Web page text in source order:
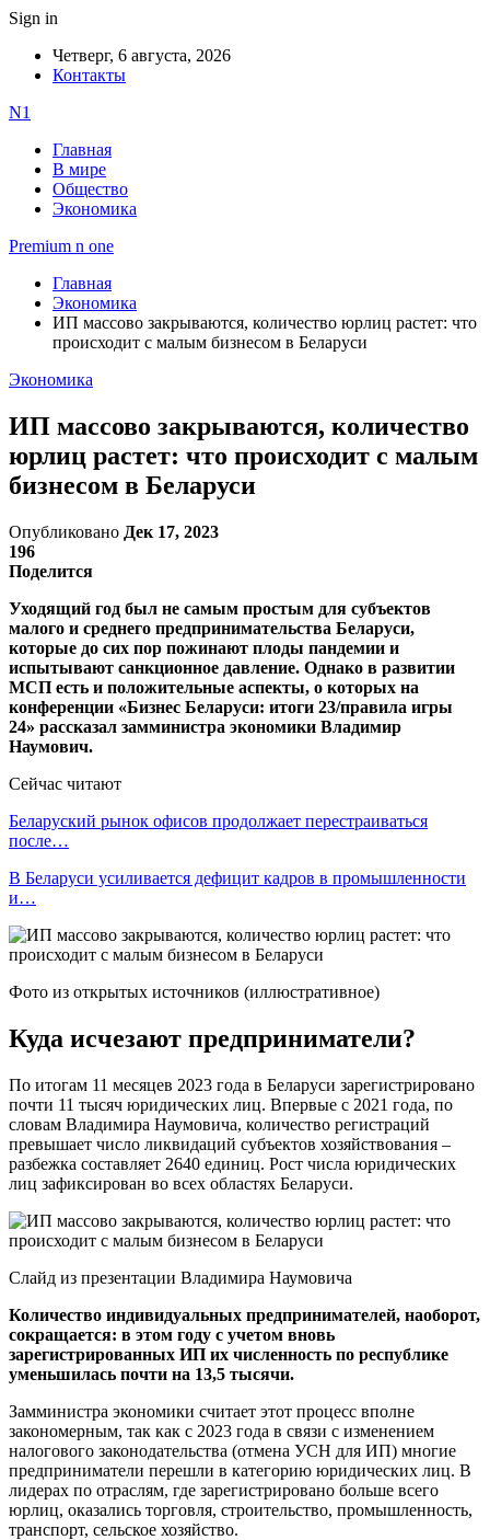
Sign in
Четверг, 6 августа, 2026
Контакты
N1
Главная
В мире
Общество
Экономика
Premium n one
Главная
Экономика
ИП массово закрываются, количество юрлиц растет: что
происходит с малым бизнесом в Беларуси
Экономика
ИП массово закрываются, количество
юрлиц растет: что происходит с малым
бизнесом в Беларуси
Опубликовано Дек 17, 2023
196
Поделится
Уходящий год был не самым простым для субъектов
малого и среднего предпринимательства Беларуси,
которые до сих пор пожинают плоды пандемии и
испытывают санкционное давление. Однако в развитии
МСП есть и положительные аспекты, о которых на
конференции «Бизнес Беларуси: итоги 23/правила игры
24» рассказал замминистра экономики Владимир
Наумович.
Сейчас читают
Беларуский рынок офисов продолжает перестраиваться
после…
В Беларуси усиливается дефицит кадров в промышленности
и…
Фото из открытых источников (иллюстративное)
Куда исчезают предприниматели?
По итогам 11 месяцев 2023 года в Беларуси зарегистрировано
почти 11 тысяч юридических лиц. Впервые с 2021 года, по
словам Владимира Наумовича, количество регистраций
превышает число ликвидаций субъектов хозяйствования –
разбежка составляет 2640 единиц. Рост числа юридических
лиц зафиксирован во всех областях Беларуси.
Слайд из презентации Владимира Наумовича
Количество индивидуальных предпринимателей, наоборот,
сокращается: в этом году с учетом вновь
зарегистрированных ИП их численность по республике
уменьшилась почти на 13,5 тысячи.
Замминистра экономики считает этот процесс вполне
закономерным, так как с 2023 года в связи с изменением
налогового законодательства (отмена УСН для ИП) многие
предприниматели перешли в категорию юридических лиц. В
лидерах по отраслям, где зарегистрировано больше всего
юрлиц, оказались торговля, строительство, промышленность,
транспорт, сельское хозяйство.